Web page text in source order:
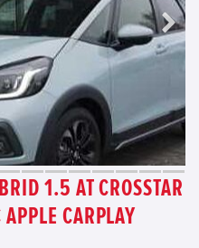
1.5 AT CROSSTAR
CARPLAY